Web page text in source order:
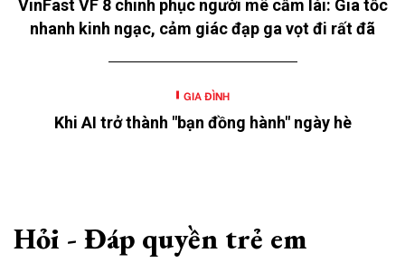
VinFast VF 8 chinh phục người mê cầm lái: Gia tốc
nhanh kinh ngạc, cảm giác đạp ga vọt đi rất đã
GIA ĐÌNH
Khi AI trở thành "bạn đồng hành" ngày hè
Hỏi - Đáp quyền trẻ em